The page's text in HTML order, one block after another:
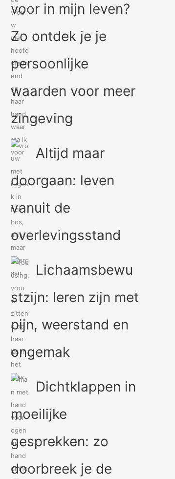
voor in mijn leven?
Zo ontdek je je
persoonlijke
waarden voor meer
zingeving
Altijd maar
doorgaan: leven
vanuit de
overlevingsstand
Lichaamsbewu
stzijn: leren zijn met
pijn, weerstand en
ongemak
Dichtklappen in
moeilijke
gesprekken: zo
doorbreek je de